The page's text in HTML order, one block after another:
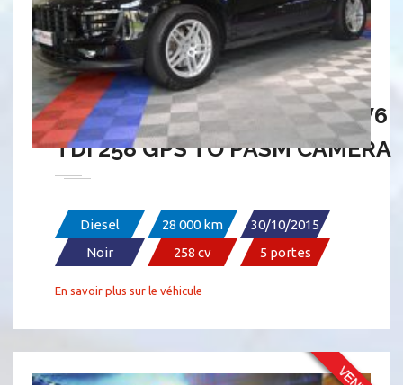
PORSCHE MACAN S PDK 3.0 V6
TDI 258 GPS TO PASM CAMÉRA
Diesel 28 000 km
30/10/2015
Noir
258 cv 5 portes
En savoir plus sur le véhicule